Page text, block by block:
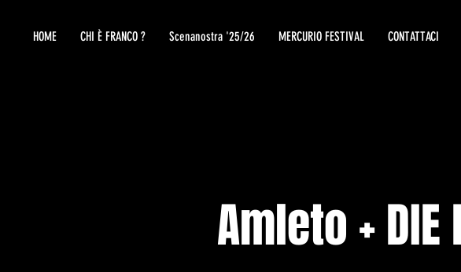
HOME CHI È FRANCO ? Scenanostra '25/26 MERCURIO FESTIVAL CONTATTACI
Amleto + DIE